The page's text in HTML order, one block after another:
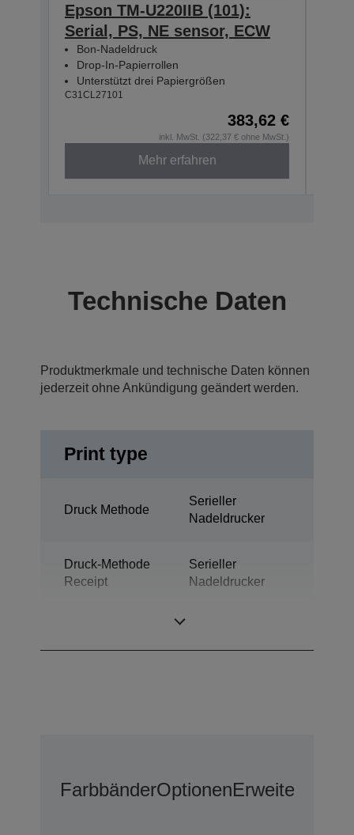
Epson TM-U220IIB (101):
Serial, PS, NE sensor, ECW
Bon-Nadeldruck
Drop-In-Papierrollen
Unterstützt drei Papiergrößen
C31CL27101
383,62 €
inkl. MwSt. (322,37 € ohne MwSt.)
Mehr erfahren
Technische Daten
Produktmerkmale und technische Daten können
jederzeit ohne Ankündigung geändert werden.
Print type
Druck Methode
Serieller
Nadeldrucker
Druck-Methode
Receipt
Serieller
Nadeldrucker
FarbbänderOptionenErweiterter